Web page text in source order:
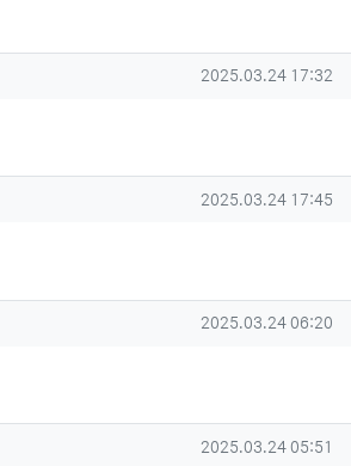
글 작성일
2025.03.24 17:32
댓글 작성일
2025.03.24 17:45
글 작성일
2025.03.24 06:20
작성일
2025.03.24 05:51